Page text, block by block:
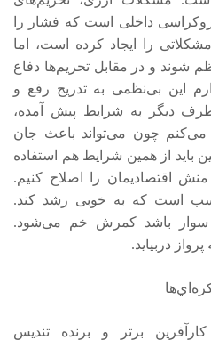
داخلی است که فشار را
را ایجاد کرده است، اما
شوند و در مقابل تحریم‌ها دفاع
این بی‌نظمی به تدریج رفع و
طرف دیگر به شرایط پیش آمده،
چون می‌تواند باعث جان
باید از همین شرایط هم استفاده
اقتصادیمان را اصلاح کنیم.
است که به خوبی رشد کند.
سوار باشد کمرش خم می‌شود.
دربیاید.
برتر و برنده تندیس